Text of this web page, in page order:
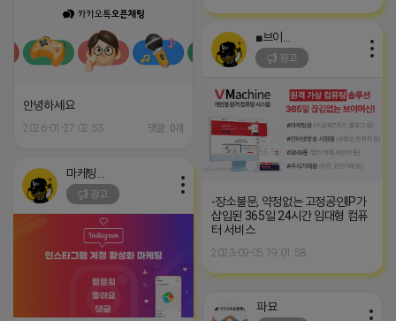
안녕하세요
2026-01-27 02:53 댓글: 0개
광고
-장소불문, 약정없는 고정공인IP가
삽입된 365일 24시간 임대형 컴퓨
터 서비스
2023-09-05 19:01:58
광고
파묘